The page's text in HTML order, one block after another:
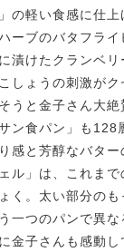
の軽い食感に仕上
ーブのバタフライ
漬けたクランベリ
しょうの刺激がク
うと金子さん大
ン食パン」も128
感と芳醇なバター
ル」は、これま
く。太い部分の
一つのパンで異な
金子さんも感動し